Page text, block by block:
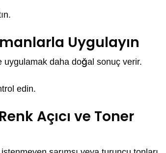
Uygulayın
uygulamak daha doğal sonuç verir.
edin.
Açıcı ve Toner